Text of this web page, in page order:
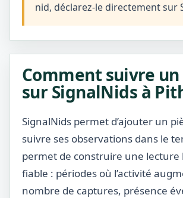
nid, déclarez-le directement sur
Comment suivre
sur SignalNids à
SignalNids permet d’ajouter un
suivre ses observations dans le
permet de construire une lecture
fiable : périodes où l’activité
nombre de captures, présence